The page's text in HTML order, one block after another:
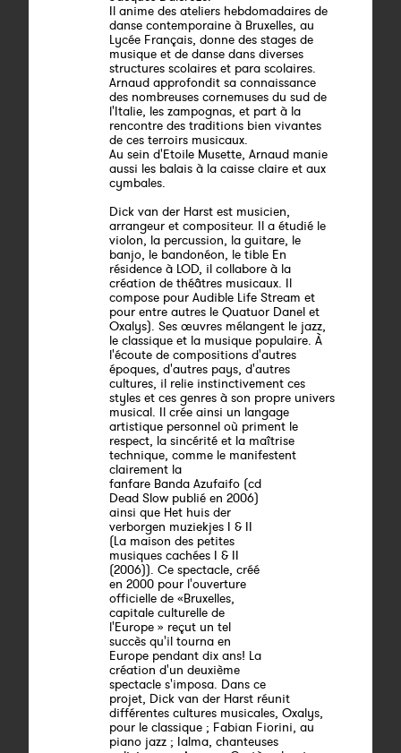
Il anime des ateliers hebdomadaires de
danse contemporaine à Bruxelles, au
Lycée Français, donne des stages de
musique et de danse dans diverses
structures scolaires et para scolaires.
Arnaud approfondit sa connaissance
des nombreuses cornemuses du sud de
l'Italie, les zampognas, et part à la
rencontre des traditions bien vivantes
de ces terroirs musicaux.
Au sein d'Etoile Musette, Arnaud manie
aussi les balais à la caisse claire et aux
cymbales.
Dick van der Harst est musicien,
arrangeur et compositeur. Il a étudié le
violon, la percussion, la guitare, le
banjo, le bandonéon, le tible En
résidence à LOD, il collabore à la
création de théâtres musicaux. Il
compose pour Audible Life Stream et
pour entre autres le Quatuor Danel et
Oxalys). Ses œuvres mélangent le jazz,
le classique et la musique populaire. À
l'écoute de compositions d'autres
époques, d'autres pays, d'autres
cultures, il relie instinctivement ces
styles et ces genres à son propre univers
musical. Il crée ainsi un langage
artistique personnel où priment le
respect, la sincérité et la maîtrise
technique, comme le manifestent
clairement la
fanfare Banda Azufaifo (cd
Dead Slow publié en 2006)
ainsi que Het huis der
verborgen muziekjes I & II
(La maison des petites
musiques cachées I & II
(2006)). Ce spectacle, créé
en 2000 pour l'ouverture
officielle de «Bruxelles,
capitale culturelle de
l'Europe » reçut un tel
succès qu'il tourna en
Europe pendant dix ans! La
création d'un deuxième
spectacle s'imposa. Dans ce
projet, Dick van der Harst réunit
différentes cultures musicales, Oxalys,
pour le classique ; Fabian Fiorini, au
piano jazz ; Ialma, chanteuses